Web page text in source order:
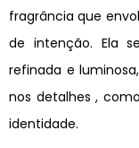
fragrância que
de intenção. Ela
refinada e
nos detalhes ,
identidade.